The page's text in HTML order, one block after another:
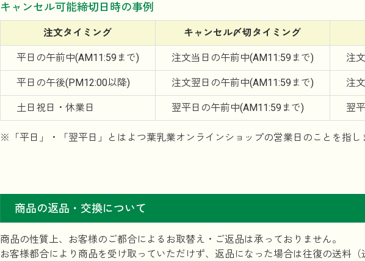
キャンセル可能締切日時の事例
注文タイミング キャンセル〆切 タイミング
平日の午前中(AM11:59まで) 注文当日の午前中(AM11:59まで) 注
平日の午後(PM12:00以降) 注文翌日の午前中(AM11:59まで) 注
土日祝日・ 休業日 翌平日の午前中(AM11:59まで) 翌
※「平日」・「翌平日」とはよつ葉乳業オンラインショップの営業日のことを指し
商品の返品・交換について
商品の性質上、お客様のご都合によるお取替え・ご返品は承っておりません。
お客様都合により商品を受け取っていただけず、返品になった場合は往復の送料